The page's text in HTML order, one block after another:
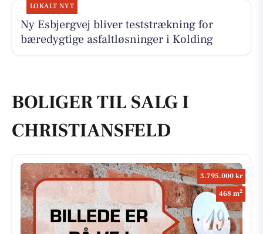
LOKALT NYT
Ny Esbjergvej bliver teststrækning for
bæredygtige asfaltløsninger i Kolding
BOLIGER TIL SALG I
CHRISTIANSFELD
3.795.000 kr
468 m2